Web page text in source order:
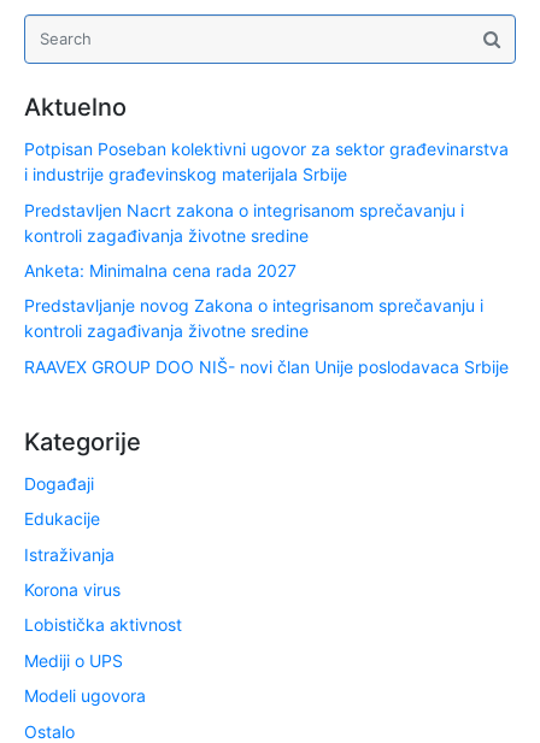
Aktuelno
Potpisan Poseban kolektivni ugovor za sektor građevinarstva
i industrije građevinskog materijala Srbije
Predstavljen Nacrt zakona o integrisanom sprečavanju i
kontroli zagađivanja životne sredine
Anketa: Minimalna cena rada 2027
Predstavljanje novog Zakona o integrisanom sprečavanju i
kontroli zagađivanja životne sredine
RAAVEX GROUP DOO NIŠ- novi član Unije poslodavaca Srbije
Kategorije
Događaji
Edukacije
Istraživanja
Korona virus
Lobistička aktivnost
Mediji o UPS
Modeli ugovora
Ostalo